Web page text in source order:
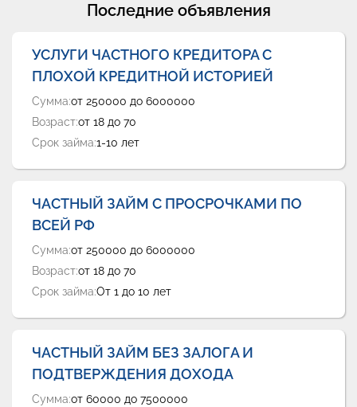
Последние объявления
УСЛУГИ ЧАСТНОГО КРЕДИТОРА С
ПЛОХОЙ КРЕДИТНОЙ ИСТОРИЕЙ
Сумма:от 250000 до 6000000
Возраст:от 18 до 70
Срок займа:1-10 лет
ЧАСТНЫЙ ЗАЙМ С ПРОСРОЧКАМИ ПО
ВСЕЙ РФ
Сумма:от 250000 до 6000000
Возраст:от 18 до 70
Срок займа:От 1 до 10 лет
ЧАСТНЫЙ ЗАЙМ БЕЗ ЗАЛОГА И
ПОДТВЕРЖДЕНИЯ ДОХОДА
Сумма:от 60000 до 7500000